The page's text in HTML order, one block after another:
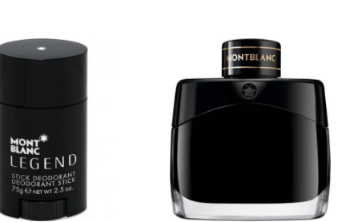
Voeg
toe
aan
verlanglijst